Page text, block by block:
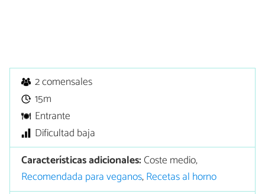
2 comensales
15m
Entrante
Dificultad baja
Características adicionales:Coste medio,
Recomendada para veganos,Recetas al horno